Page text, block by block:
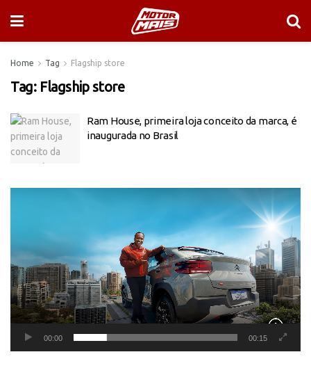
Home Tag Flagship store
Tag: Flagship store
Ram House, primeira loja conceito da marca, é
inaugurada no Brasil
00:00 00:15